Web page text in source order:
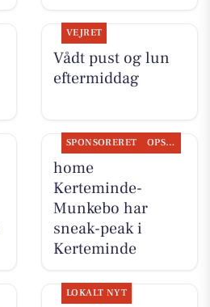
VEJRET
Vådt pust og lun
eftermiddag
SPONSORERET OPSLAGSTAVLEN
home
Kerteminde-
Munkebo har
sneak-peak i
Kerteminde
LOKALT NYT